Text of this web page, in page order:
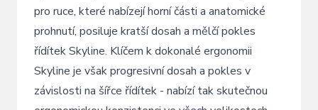
pro ruce, které nabízejí horní části a anatomické
prohnutí, posiluje kratší dosah a mělčí pokles
řídítek Skyline. Klíčem k dokonalé ergonomii
Skyline je však progresivní dosah a pokles v
závislosti na šířce řídítek - nabízí tak skutečnou